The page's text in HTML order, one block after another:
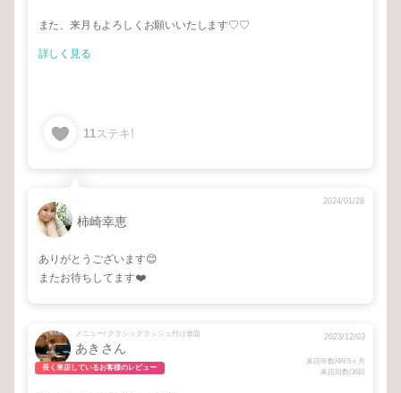
また、来月もよろしくお願いいたします♡♡
詳しく見る
11ステキ!
柿崎幸恵
2024/01/28
ありがとうございます😊
またお待ちしてます❤️
メニュー/ クラシックラッシュ付け放題
あきさん
長く来店しているお客様のレビュー
2023/12/03
来店年数/4年5ヶ月
来店回数/36回